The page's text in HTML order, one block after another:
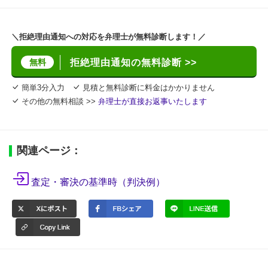
＼拒絶理由通知への対応を弁理士が無料診断します！／
無料 拒絶理由通知の無料診断 >>
簡単3分入力
見積と無料診断に料金はかかりません
その他の無料相談 >> 弁理士が直接お返事いたします
関連ページ：
査定・審決の基準時（判決例）